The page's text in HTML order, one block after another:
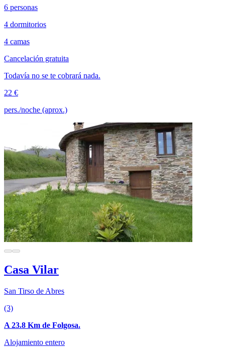
6 personas
4 dormitorios
4 camas
Cancelación gratuita
Todavía no se te cobrará nada.
22 €
pers./noche (aprox.)
Casa Vilar
San Tirso de Abres
(3)
A 23.8 Km de Folgosa.
Alojamiento entero